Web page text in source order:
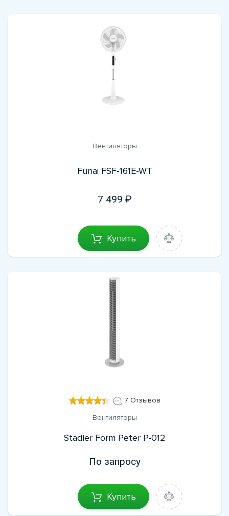
Вентиляторы
Funai FSF-161E-WT
7 499
Купить
7 Отзывов
Вентиляторы
Stadler Form Peter P-012
По запросу
Купить